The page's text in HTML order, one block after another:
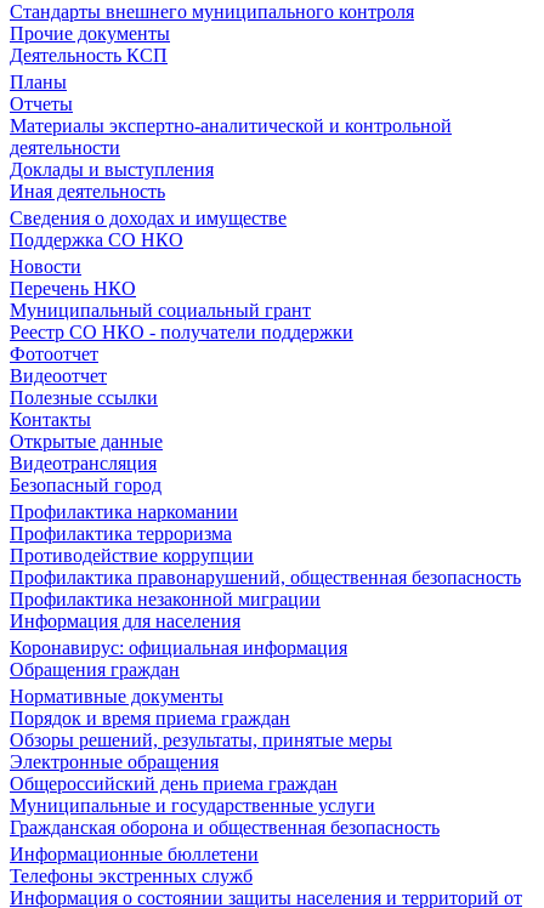
Стандарты внешнего муниципального контроля
Прочие документы
Деятельность КСП
Планы
Отчеты
Материалы экспертно-аналитической и контрольной
деятельности
Доклады и выступления
Иная деятельность
Сведения о доходах и имуществе
Поддержка СО НКО
Новости
Перечень НКО
Муниципальный социальный грант
Реестр СО НКО - получатели поддержки
Фотоотчет
Видеоотчет
Полезные ссылки
Контакты
Открытые данные
Видеотрансляция
Безопасный город
Профилактика наркомании
Профилактика терроризма
Противодействие коррупции
Профилактика правонарушений, общественная безопасность
Профилактика незаконной миграции
Информация для населения
Коронавирус: официальная информация
Обращения граждан
Нормативные документы
Порядок и время приема граждан
Обзоры решений, результаты, принятые меры
Электронные обращения
Общероссийский день приема граждан
Муниципальные и государственные услуги
Гражданская оборона и общественная безопасность
Информационные бюллетени
Телефоны экстренных служб
Информация о состоянии защиты населения и территорий от